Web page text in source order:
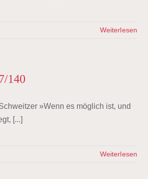
Weiterlesen
140
»Wenn es möglich ist, und
[...]
Weiterlesen